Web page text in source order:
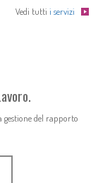
Vedi tutti i servizi
del rapporto